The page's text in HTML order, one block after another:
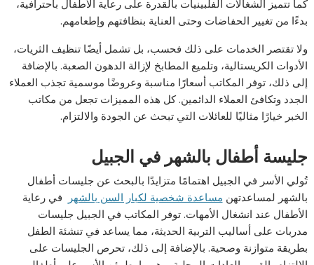
كما تتميز الشغالات الفلبينيات بالقدرة على رعاية الأطفال باحترافية،
بدءًا من تغيير الحفاضات وحتى العناية بنظافتهم وإطعامهم.
ولا تقتصر الخدمات على ذلك فحسب، بل تشمل أيضًا تنظيف الثريات،
الأدوات الكريستالية، وتلميع المطابخ لإزالة الدهون الصعبة. بالإضافة
إلى ذلك، توفر المكاتب أسعارًا مناسبة وعروضًا موسمية تجذب العملاء
الجدد وتكافئ العملاء الدائمين. كل هذه المميزات تجعل من مكاتب
الخبر خيارًا مثاليًا للعائلات التي تبحث عن الجودة والالتزام.
جليسة أطفال بالشهر في الجبيل
تُولي الأسر في الجبيل اهتمامًا متزايدًا بالبحث عن جليسات أطفال
بالشهر لمساعدتهن مساعدة شخصية لكبار السن بالشهر
في رعاية
الأطفال عند انشغال الأمهات. توفر المكاتب في الجبيل جليسات
مدربات على أساليب التربية الحديثة، مما يساعد في تنشئة الطفل
بطريقة متوازنة وصحية. بالإضافة إلى ذلك، تحرص الجليسات على